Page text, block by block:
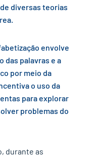
diversas teorias
envolve
das palavras e a
por meio da
o uso da
para explorar
problemas do
durante as